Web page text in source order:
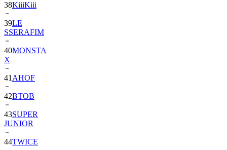
39LE
SSERAFIM
40MONSTA
X
41
42 BTOB
43SUPER
JUNIOR
44TWICE
45KickFlip